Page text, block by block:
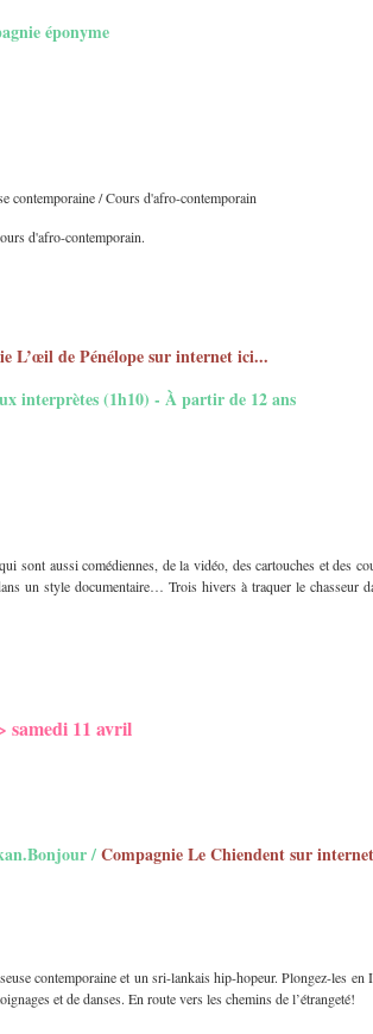
éponyme
contemporaine / Cours d'afro-contemporain
d'afro-contemporain.
L’œil de Pénélope sur internet ici...
interprètes (1h10) - À partir de 12 ans
sont aussi comédiennes, de la vidéo, des cartouches et des
un style documentaire… Trois hivers à traquer le chasseur
samedi 11 avril
/Compagnie Le Chiendent sur
contemporaine et un sri-lankais hip-hopeur. Plongez-les en
et de danses. En route vers les chemins de l’étrangeté!